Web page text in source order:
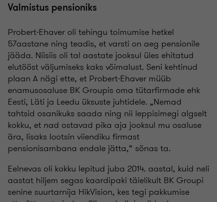
Valmistus pensioniks
Probert-Ehaver oli tehingu toimumise hetkel
57aastane ning teadis, et varsti on aeg pensionile
jääda. Niisiis oli tal aastate jooksul üles ehitatud
elutööst väljumiseks kaks võimalust. Seni kehtinud
plaan A nägi ette, et Probert-Ehaver müüb
enamusosaluse BK Groupis oma tütarfirmade ehk
Eesti, Läti ja Leedu üksuste juhtidele. „Nemad
tahtsid osanikuks saada ning nii leppisimegi algselt
kokku, et nad ostavad pika aja jooksul mu osaluse
ära, lisaks lootsin viiendiku firmast
pensionisambana endale jätta,“ sõnas ta.
Eelnevas oli kokku lepitud juba 2014. aastal, kuid neli
aastat hiljem segas kaardipaki täielikult BK Groupi
senine suurtarnija HikVision, kes tegi pakkumise